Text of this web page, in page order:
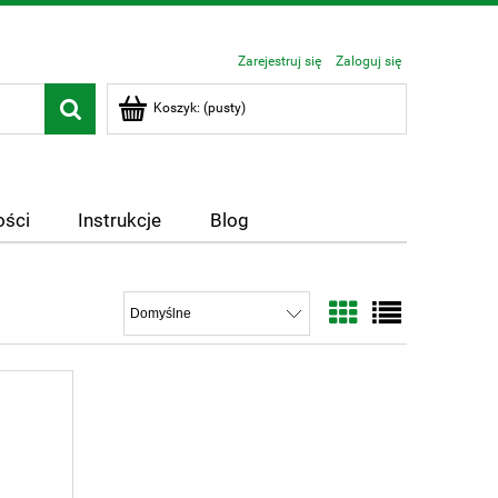
Zarejestruj się Zaloguj się
Koszyk: (pusty)
Instrukcje Blog